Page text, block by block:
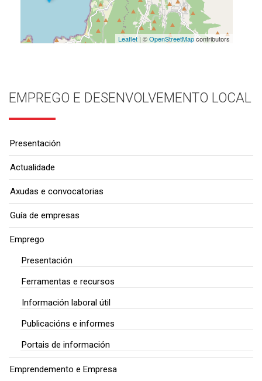
Leaflet| ©OpenStreetMapcontributors
EMPREGO E DESENVOLVEMENTO LOCAL
Presentación
Actualidade
Axudas e convocatorias
Guía de empresas
Emprego
Presentación
Ferramentas e recursos
Información laboral útil
Publicacións e informes
Portais de información
Emprendemento e Empresa